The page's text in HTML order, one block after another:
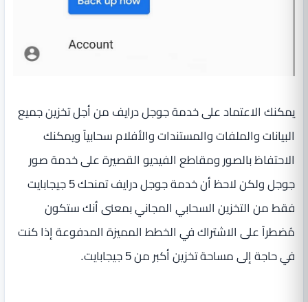
يمكنك الاعتماد على خدمة جوجل درايف من أجل تخزين جميع
البيانات والملفات والمستندات والأفلام سحابياً ويمكنك
الاحتفاظ بالصور ومقاطع الفيديو القصيرة على خدمة صور
جوجل ولكن لاحظ أن خدمة جوجل درايف تمنحك 5 جيجابايت
فقط من التخزين السحابي المجاني بمعنى أنك ستكون
مُضطراً على الاشتراك في الخطط المميزة المدفوعة إذا كنت
في حاجة إلى مساحة تخزين أكبر من 5 جيجابايت.